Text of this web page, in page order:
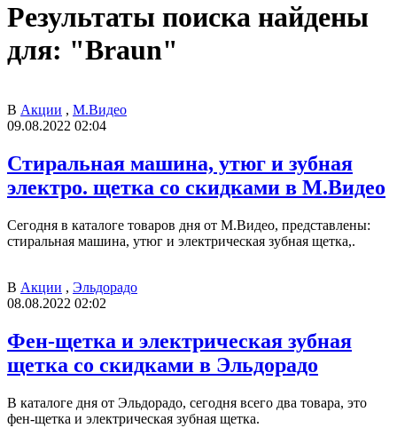
Результаты поиска найдены
для: "Braun"
В Акции , М.Видео
09.08.2022 02:04
Стиральная машина, утюг и зубная
электро. щетка со скидками в М.Видео
Сегодня в каталоге товаров дня от М.Видео, представлены:
стиральная машина, утюг и электрическая зубная щетка,.
В Акции , Эльдорадо
08.08.2022 02:02
Фен-щетка и электрическая зубная
щетка со скидками в Эльдорадо
В каталоге дня от Эльдорадо, сегодня всего два товара, это
фен-щетка и электрическая зубная щетка.